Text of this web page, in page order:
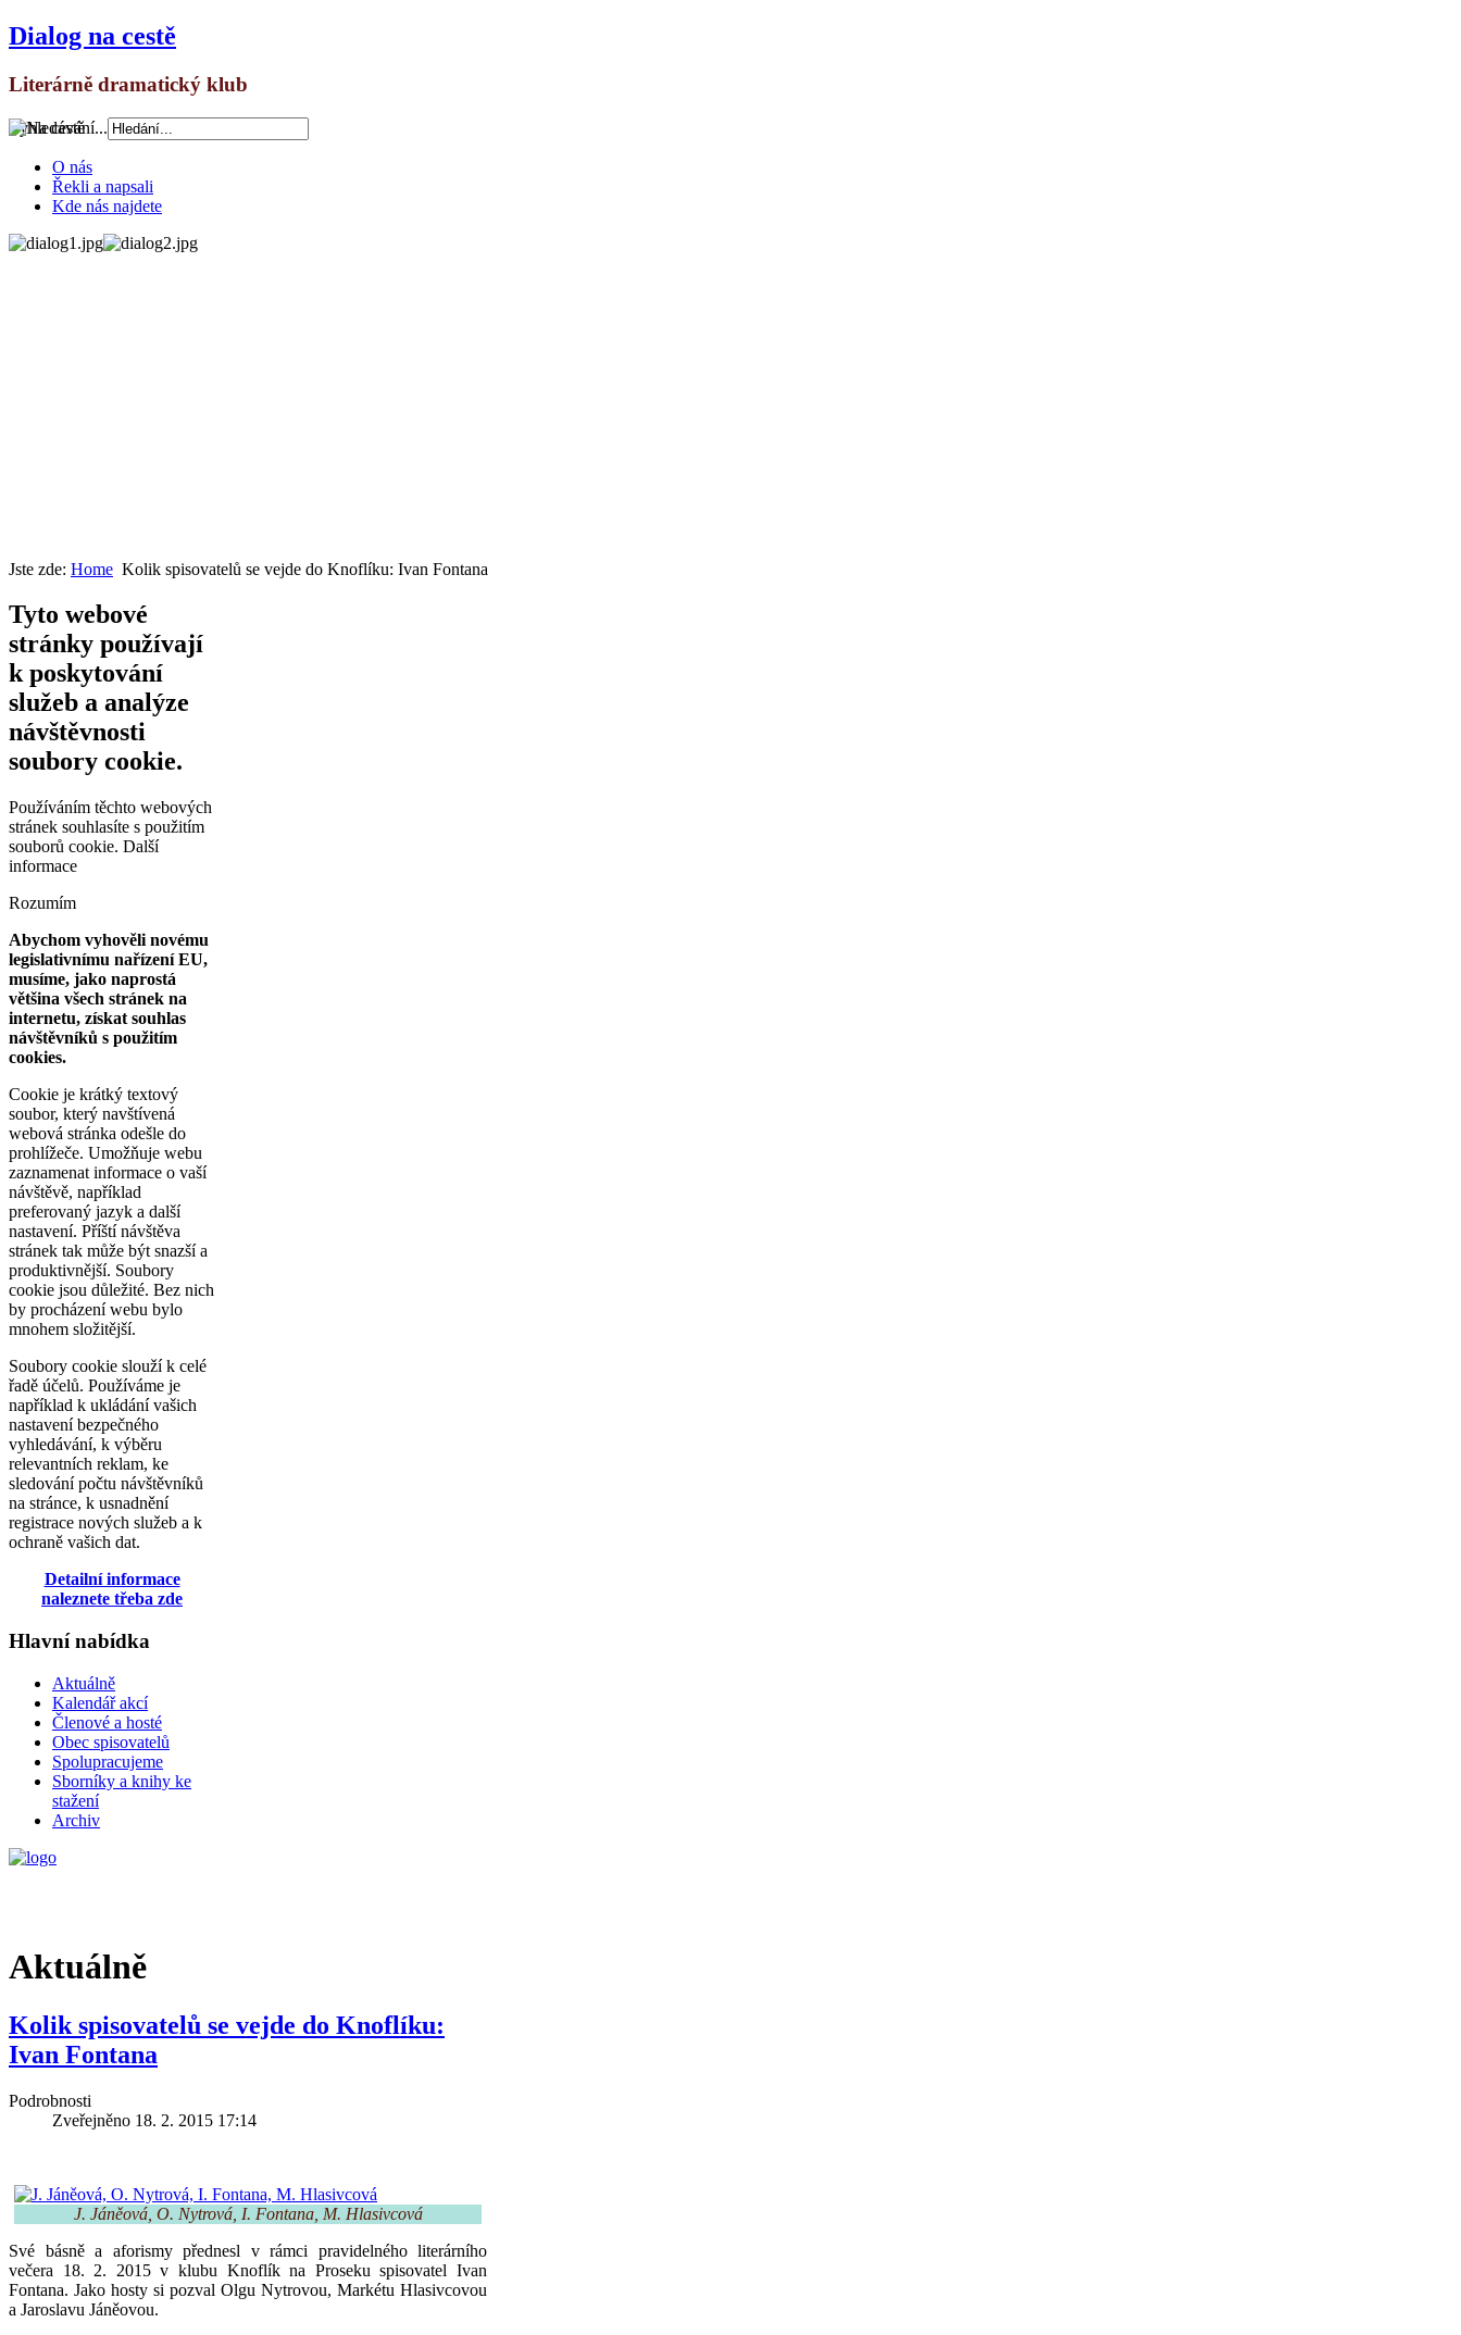
Dialog na cestě
Literárně dramatický klub
Vyhledávání...
O nás
Řekli a napsali
Kde nás najdete
Jste zde: Home Kolik spisovatelů se vejde do Knoflíku: Ivan Fontana
Tyto webové
stránky používají
k poskytování
služeb a analýze
návštěvnosti
soubory cookie.
Používáním těchto webových
stránek souhlasíte s použitím
souborů cookie. Další
informace
Rozumím
Abychom vyhověli novému
legislativnímu nařízení EU,
musíme, jako naprostá
většina všech stránek na
internetu, získat souhlas
návštěvníků s použitím
cookies.
Cookie je krátký textový
soubor, který navštívená
webová stránka odešle do
prohlížeče. Umožňuje webu
zaznamenat informace o vaší
návštěvě, například
preferovaný jazyk a další
nastavení. Příští návštěva
stránek tak může být snazší a
produktivnější. Soubory
cookie jsou důležité. Bez nich
by procházení webu bylo
mnohem složitější.
Soubory cookie slouží k celé
řadě účelů. Používáme je
například k ukládání vašich
nastavení bezpečného
vyhledávání, k výběru
relevantních reklam, ke
sledování počtu návštěvníků
na stránce, k usnadnění
registrace nových služeb a k
ochraně vašich dat.
Detailní informace
naleznete třeba zde
Hlavní nabídka
Aktuálně
Kalendář akcí
Členové a hosté
Obec spisovatelů
Spolupracujeme
Sborníky a knihy ke
stažení
Archiv
Aktuálně
Kolik spisovatelů se vejde do Knoflíku:
Ivan Fontana
Podrobnosti
Zveřejněno 18. 2. 2015 17:14
J. Jáněová, O. Nytrová, I. Fontana, M. Hlasivcová
Své básně a aforismy přednesl v rámci pravidelného literárního
večera 18. 2. 2015 v klubu Knoflík na Proseku spisovatel Ivan
Fontana. Jako hosty si pozval Olgu Nytrovou, Markétu Hlasivcovou
a Jaroslavu Jáněovou.